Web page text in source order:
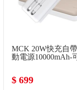
MCK 20W快充自
動電源10000mAh-
$ 699